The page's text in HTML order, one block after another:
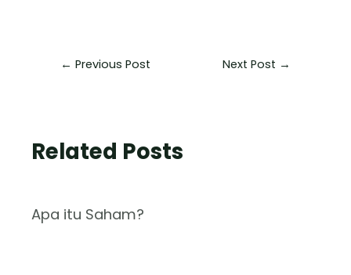
← Previous Post Next Post →
Related Posts
Apa itu Saham?